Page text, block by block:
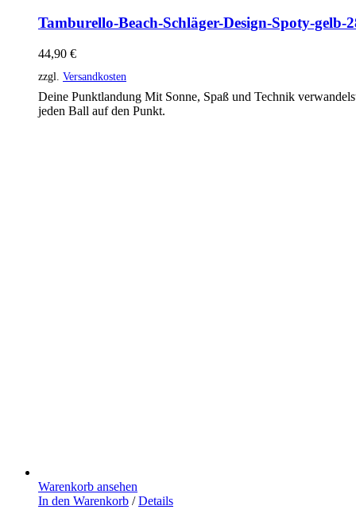
Tamburello-Beach-Schläger-Design-Spoty-gelb-
44,90 €
zzgl. Versandkosten
Deine Punktlandung Mit Sonne, Spaß und Technik
jeden Ball auf den Punkt.
Warenkorb ansehen
In den Warenkorb / Details